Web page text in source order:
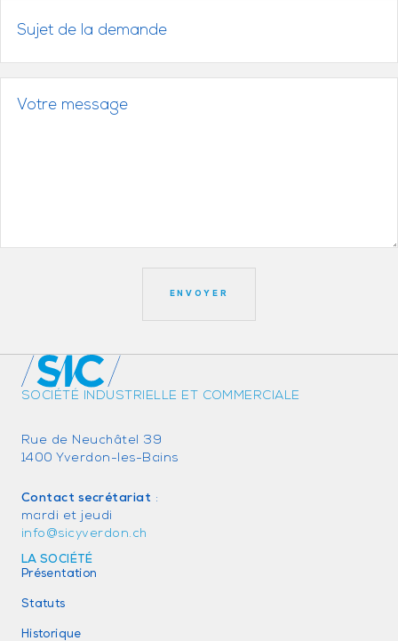
SOCIÉTÉ INDUSTRIELLE ET COMMERCIALE
Rue de Neuchâtel 39
1400 Yverdon-les-Bains
Contact secrétariat :
mardi et jeudi
info@sicyverdon.ch
LA SOCIÉTÉ
Présentation
Statuts
Historique